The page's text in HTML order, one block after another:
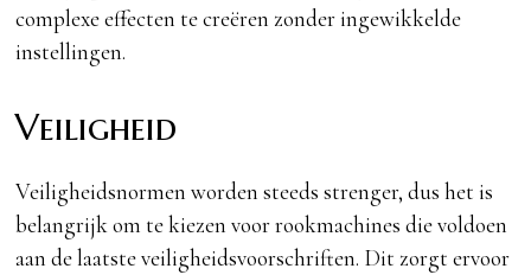
complexe effecten te creëren zonder ingewikkelde
instellingen.
Veiligheid
Veiligheidsnormen worden steeds strenger, dus het is
belangrijk om te kiezen voor rookmachines die voldoen
aan de laatste veiligheidsvoorschriften. Dit zorgt ervoor